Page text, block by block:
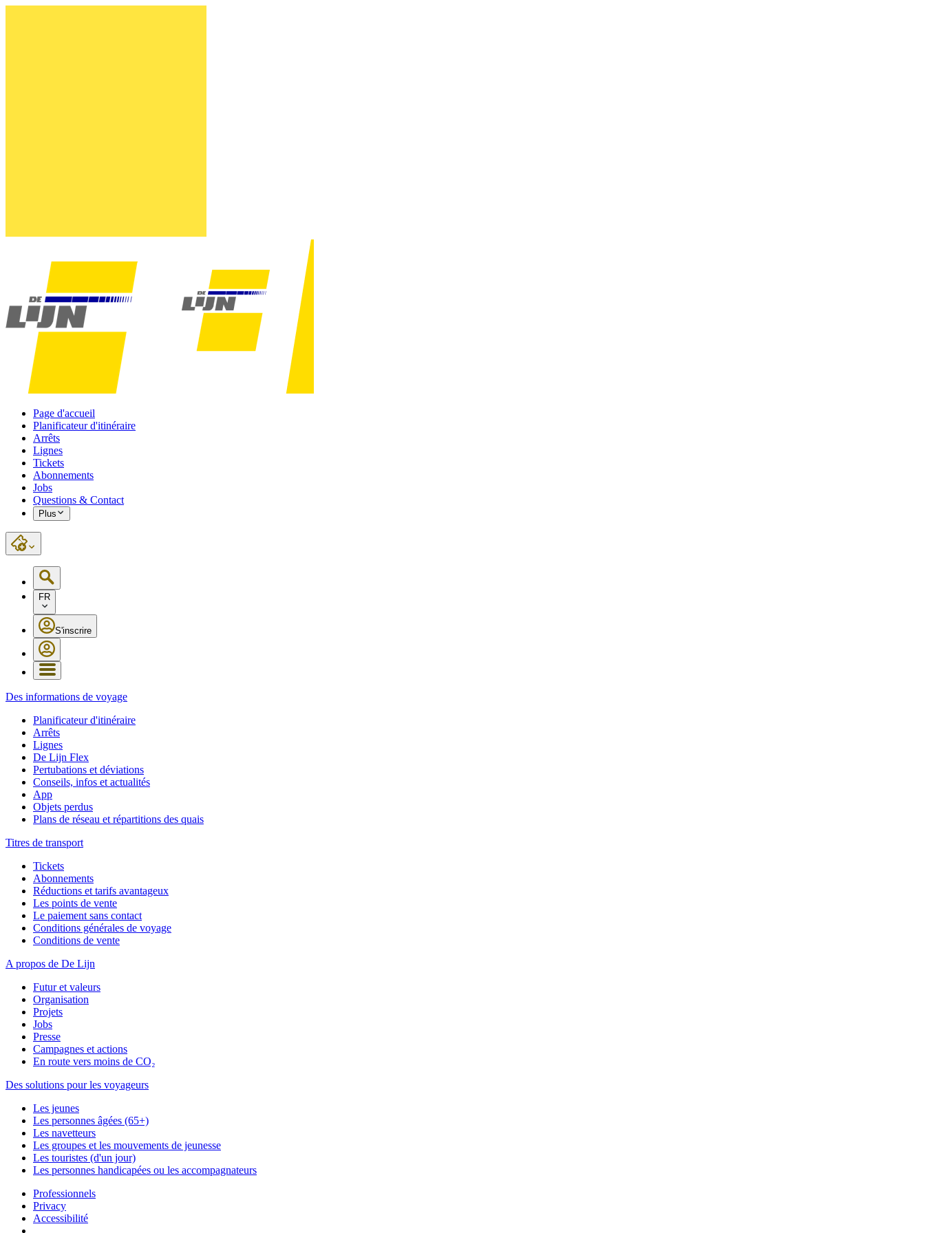
Page d'accueil
Planificateur d'itinéraire
Arrêts
Lignes
Tickets
Abonnements
Jobs
Questions & Contact
Plus
FR
S'inscrire
Des informations de voyage
Planificateur d'itinéraire
Arrêts
Lignes
De Lijn Flex
Pertubations et déviations
Conseils, infos et actualités
App
Objets perdus
Plans de réseau et répartitions des quais
Titres de transport
Tickets
Abonnements
Réductions et tarifs avantageux
Les points de vente
Le paiement sans contact
Conditions générales de voyage
Conditions de vente
A propos de De Lijn
Futur et valeurs
Organisation
Projets
Jobs
Presse
Campagnes et actions
En route vers moins de CO₂
Des solutions pour les voyageurs
Les jeunes
Les personnes âgées (65+)
Les navetteurs
Les groupes et les mouvements de jeunesse
Les touristes (d'un jour)
Les personnes handicapées ou les accompagnateurs
Professionnels
Privacy
Accessibilité